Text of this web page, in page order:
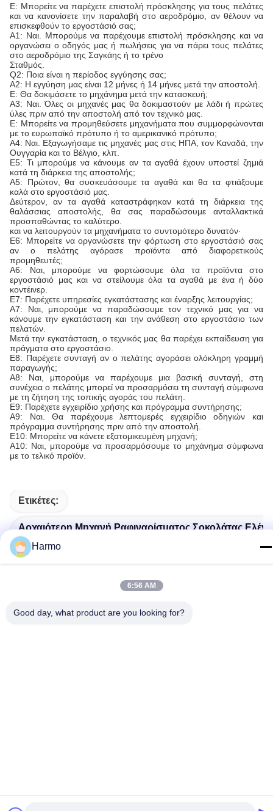
Ε: Μπορείτε να παρέχετε επιστολή πρόσκλησης για τους πελάτες
και να κανονίσετε την παραλαβή στο αεροδρόμιο, αν θέλουν να
επισκεφθούν το εργοστάσιό σας;
Α1: Ναι. Μπορούμε να παρέχουμε επιστολή πρόσκλησης και να
οργανώσει ο οδηγός μας ή πωλήσεις για να πάρει τους πελάτες
στο αεροδρόμιο της Σαγκάης ή το τρένο
Σταθμός.
Q2: Ποια είναι η περίοδος εγγύησης σας;
Α2: Η εγγύηση μας είναι 12 μήνες ή 14 μήνες μετά την αποστολή.
Ε: Θα δοκιμάσετε το μηχάνημα μετά την κατασκευή;
Α3: Ναι. Όλες οι μηχανές μας θα δοκιμαστούν με λάδι ή πρώτες
ύλες πριν από την αποστολή από τον τεχνικό μας.
Ε: Μπορείτε να προμηθεύσετε μηχανήματα που συμμορφώνονται
με το ευρωπαϊκό πρότυπο ή το αμερικανικό πρότυπο;
Α4: Ναι. Εξαγωγήσαμε τις μηχανές μας στις ΗΠΑ, τον Καναδά, την
Ουγγαρία και το Βέλγιο, κλπ.
Ε5: Τι μπορούμε να κάνουμε αν τα αγαθά έχουν υποστεί ζημιά
κατά τη διάρκεια της αποστολής;
Α5: Πρώτον, θα συσκευάσουμε τα αγαθά και θα τα φτιάξουμε
καλά στο εργοστάσιό μας.
Δεύτερον, αν τα αγαθά καταστράφηκαν κατά τη διάρκεια της
θαλάσσιας αποστολής, θα σας παραδώσουμε ανταλλακτικά
προσπαθώντας το καλύτερο.
και να λειτουργούν τα μηχανήματα το συντομότερο δυνατόν·
Ε6: Μπορείτε να οργανώσετε την φόρτωση στο εργοστάσιό σας
αν ο πελάτης αγόρασε προϊόντα από διαφορετικούς
προμηθευτές;
Α6: Ναι, μπορούμε να φορτώσουμε όλα τα προϊόντα στο
εργοστάσιό μας και να στείλουμε όλα τα αγαθά με ένα ή δύο
κοντέινερ.
Ε7: Παρέχετε υπηρεσίες εγκατάστασης και έναρξης λειτουργίας;
Α7: Ναι, μπορούμε να παραδώσουμε τον τεχνικό μας για να
κάνουμε την εγκατάσταση και την ανάθεση στο εργοστάσιο των
πελατών.
Μετά την εγκατάσταση, ο τεχνικός μας θα παρέχει εκπαίδευση για
πράγματα στο εργοστάσιο.
Ε8: Παρέχετε συνταγή αν ο πελάτης αγοράσει ολόκληρη γραμμή
παραγωγής;
Α8: Ναι, μπορούμε να παρέχουμε μια βασική συνταγή, στη
συνέχεια ο πελάτης μπορεί να προσαρμόσει τη συνταγή σύμφωνα
με τη ζήτηση της τοπικής αγοράς του πελάτη.
Ε9: Παρέχετε εγχειρίδιο χρήσης και πρόγραμμα συντήρησης;
Α9: Ναι. Θα παρέχουμε λεπτομερές εγχειρίδιο οδηγιών και
πρόγραμμα συντήρησης πριν από την αποστολή.
Ε10: Μπορείτε να κάνετε εξατομικευμένη μηχανή;
Α10: Ναι, μπορούμε να προσαρμόσουμε το μηχάνημα σύμφωνα
με το τελικό προϊόν.
Ετικέτες:
Αρχαιότερη Μηχανή Ραφιναρίσματος Σοκολάτας
Harmo
6:56 AM
Good day, what product are you looking for?